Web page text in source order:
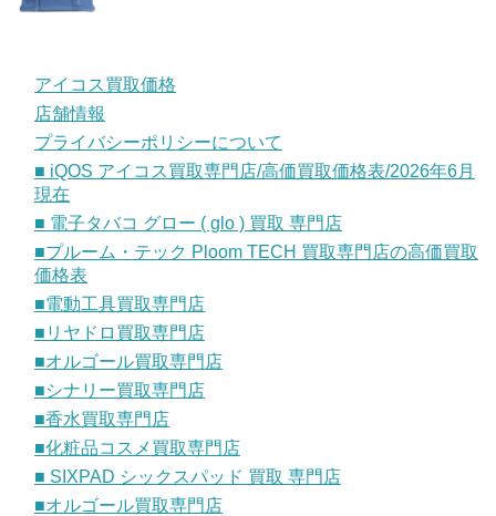
アイコス買取価格
店舗情報
プライバシーポリシーについて
■ iQOS アイコス買取専門店/高価買取価格表/2026年6月
現在
■ 電子タバコ グロー ( glo ) 買取 専門店
■プルーム・テック Ploom TECH 買取専門店の高価買取
価格表
■電動工具買取専門店
■リヤドロ買取専門店
■オルゴール買取専門店
■シナリー買取専門店
■香水買取専門店
■化粧品コスメ買取専門店
■ SIXPAD シックスパッド 買取 専門店
■オルゴール買取専門店